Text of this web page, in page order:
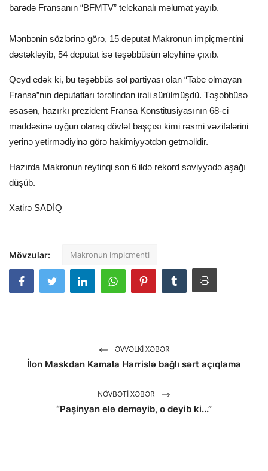
barədə Fransanın “BFMTV” telekanalı məlumat yayıb.
Mənbənin sözlərinə görə, 15 deputat Makronun impiçmentini
dəstəkləyib, 54 deputat isə təşəbbüsün əleyhinə çıxıb.
Qeyd edək ki, bu təşəbbüs sol partiyası olan “Tabe olmayan
Fransa”nın deputatları tərəfindən irəli sürülmüşdü. Təşəbbüsə
əsasən, hazırkı prezident Fransa Konstitusiyasının 68-ci
maddəsinə uyğun olaraq dövlət başçısı kimi rəsmi vəzifələrini
yerinə yetirmədiyinə görə hakimiyyətdən getməlidir.
Hazırda Makronun reytinqi son 6 ildə rekord səviyyədə aşağı
düşüb.
Xatirə SADİQ
Mövzular: Makronun impicmenti
ƏVVƏLKI XƏBƏR
İlon Maskdan Kamala Harrislə bağlı sərt açıqlama
NÖVBƏTI XƏBƏR
“Paşinyan elə deməyib, o deyib ki...”